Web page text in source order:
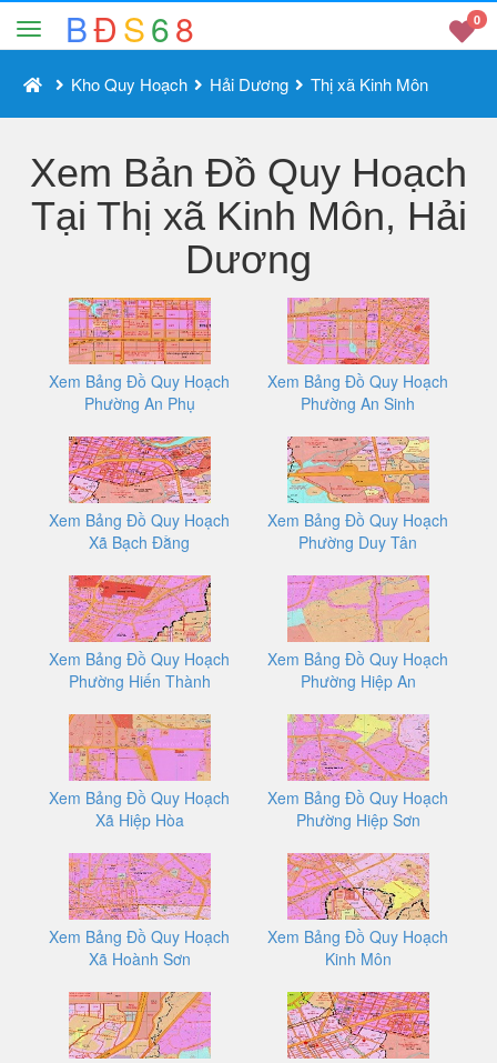
BĐS68 0
Kho Quy Hoạch Hải Dương Thị xã Kinh Môn
Xem Bản Đồ Quy Hoạch
Tại Thị xã Kinh Môn, Hải
Dương
Xem Bảng Đồ Quy Hoạch
Phường An Phụ
Xem Bảng Đồ Quy Hoạch
Phường An Sinh
Xem Bảng Đồ Quy Hoạch
Xã Bạch Đằng
Xem Bảng Đồ Quy Hoạch
Phường Duy Tân
Xem Bảng Đồ Quy Hoạch
Phường Hiến Thành
Xem Bảng Đồ Quy Hoạch
Phường Hiệp An
Xem Bảng Đồ Quy Hoạch
Xã Hiệp Hòa
Xem Bảng Đồ Quy Hoạch
Phường Hiệp Sơn
Xem Bảng Đồ Quy Hoạch
Xã Hoành Sơn
Xem Bảng Đồ Quy Hoạch
Kinh Môn